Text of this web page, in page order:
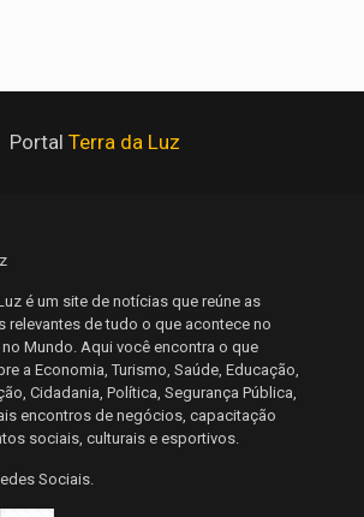
Portal Terra da Luz
é um site de notícias que reúne as
relevantes de tudo o que acontece no
no Mundo. Aqui você encontra o que
a Economia, Turismo, Saúde, Educação,
Cidadania, Política, Segurança Pública,
encontros de negócios, capacitação
sociais, culturais e esportivos.
Sociais.